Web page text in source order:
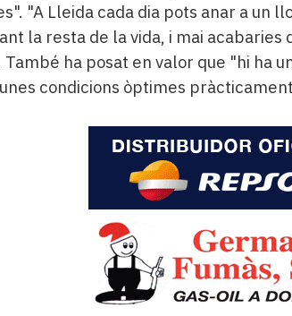
"A Lleida cada dia pots anar a un
la resta de la vida, i mai acabaries
També ha posat en valor que "hi ha
condicions òptimes